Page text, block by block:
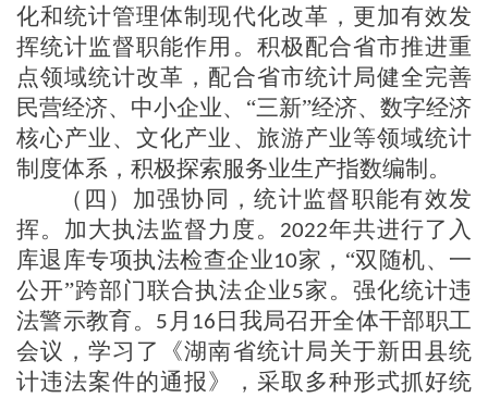
化和统计管理体制现代化改革，更加有效发
挥统计监督职能作用。积极配合省市推进重
点领域统计改革 ，配合省市统计局健全完善
民营经济、中小企业、 “三新”经济、数字经济
核心产业、文化产业、旅游产业等领域统计
制度体系 ， 积极探索服务业生产指数编制。
（四） 加强协同，统计监督职能有效发
挥。加大执法监督力度。 2022年共进行了入
库退库专项执法检查企业10家， “双随机、一
公开”跨部门联合执法企业5家。 强化统计违
法警示教育。
5 月 16 日我局召开全体干部职工
会议，学习了《湖南省统计局关于新田县统
计违法案件的通报》，采取多种形式抓好统